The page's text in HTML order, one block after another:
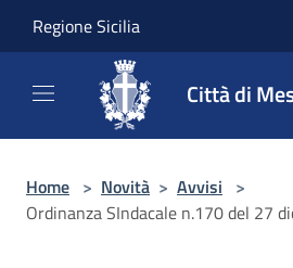
Regione Sicilia
Città di
Home > Novità > Avvisi >
Ordinanza SIndacale n.170 del 27